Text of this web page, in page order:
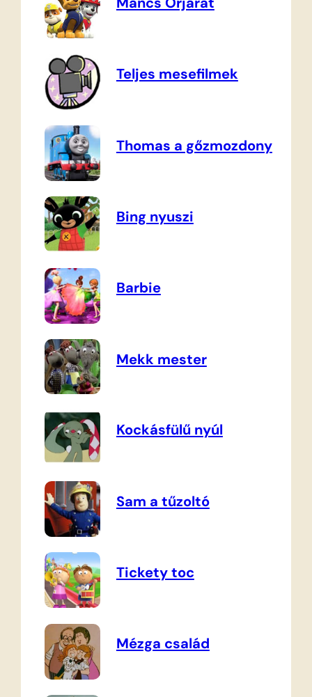
Teljes mesefilmek
Thomas a gőzmozdony
Bing nyuszi
Barbie
Mekk mester
Kockásfülű nyúl
Sam a tűzoltó
Tickety toc
Mézga család